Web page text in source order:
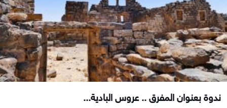
ندوة بعنوان المفرق .. عروس البادية...